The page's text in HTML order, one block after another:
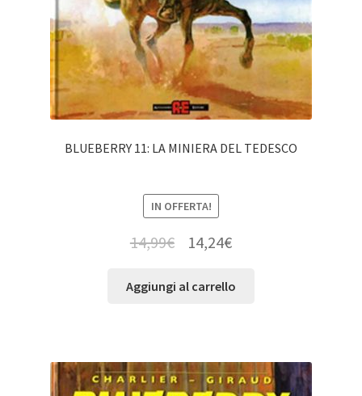
BLUEBERRY 11: LA MINIERA DEL TEDESCO
IN OFFERTA!
14,99€ 14,24€
Aggiungi al carrello